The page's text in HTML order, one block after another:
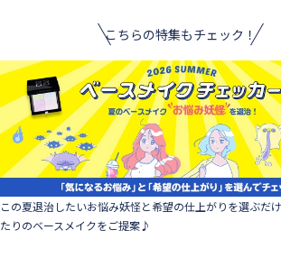
こちらの特集もチェック！
この夏退治したいお悩み妖怪と希望の仕上がりを選ぶだ
たりのベースメイクをご提案♪